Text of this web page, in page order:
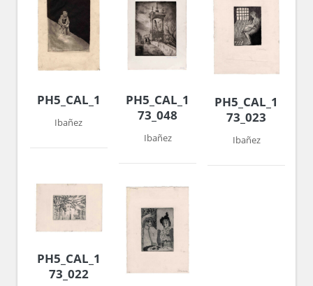
PH5_CAL_1976_008
Ibañez
PH5_CAL_1972-
73_048
Ibañez
PH5_CAL_1972-
73_023
Ibañez
PH5_CAL_1972-
73_022